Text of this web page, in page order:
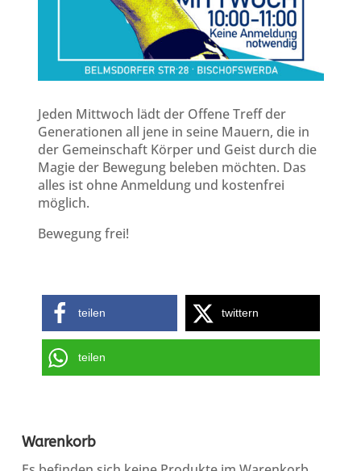
Jeden Mittwoch lädt der Offene Treff der
Generationen all jene in seine Mauern, die in
der Gemeinschaft Körper und Geist durch die
Magie der Bewegung beleben möchten. Das
alles ist ohne Anmeldung und kostenfrei
möglich.
Bewegung frei!
teilen twittern
teilen
Warenkorb